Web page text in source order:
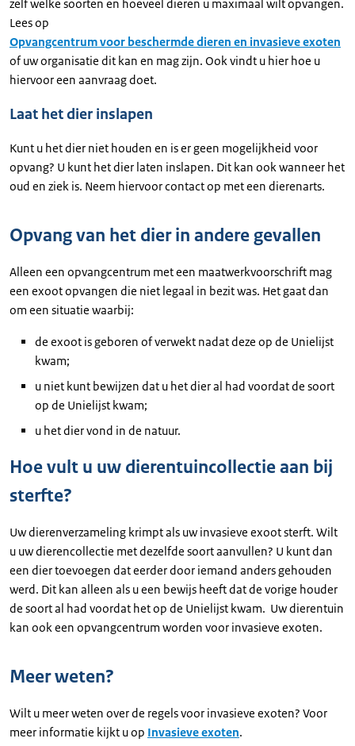
zelf welke soorten en hoeveel dieren u maximaal wilt opvangen.
Lees op
Opvangcentrum voor beschermde dieren en invasieve exoten
of uw organisatie dit kan en mag zijn. Ook vindt u hier hoe u
hiervoor een aanvraag doet.
Laat het dier inslapen
Kunt u het dier niet houden en is er geen mogelijkheid voor
opvang? U kunt het dier laten inslapen. Dit kan ook wanneer het
oud en ziek is. Neem hiervoor contact op met een dierenarts.
Opvang van het dier in andere gevallen
Alleen een opvangcentrum met een maatwerkvoorschrift mag
een exoot opvangen die niet legaal in bezit was. Het gaat dan
om een situatie waarbij:
de exoot is geboren of verwekt nadat deze op de Unielijst
kwam;
u niet kunt bewijzen dat u het dier al had voordat de soort
op de Unielijst kwam;
u het dier vond in de natuur.
Hoe vult u uw dierentuincollectie aan bij
sterfte?
Uw dierenverzameling krimpt als uw invasieve exoot sterft. Wilt
u uw dierencollectie met dezelfde soort aanvullen? U kunt dan
een dier toevoegen dat eerder door iemand anders gehouden
werd. Dit kan alleen als u een bewijs heeft dat de vorige houder
de soort al had voordat het op de Unielijst kwam. Uw dierentuin
kan ook een opvangcentrum worden voor invasieve exoten.
Meer weten?
Wilt u meer weten over de regels voor invasieve exoten? Voor
meer informatie kijkt u op Invasieve exoten.